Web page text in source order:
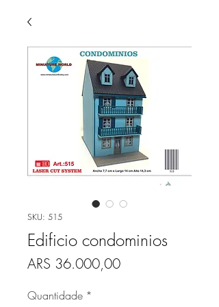
SKU: 515
Edificio condominios
ARS 36.000,00Preço
Quantidade *